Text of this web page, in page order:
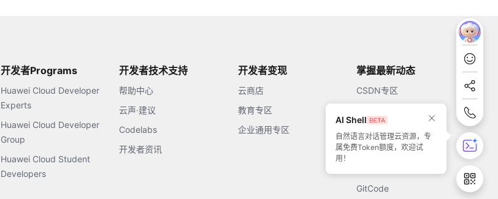
开发者Programs
Huawei Cloud Developer
Experts
Huawei Cloud Developer
Group
Huawei Cloud Student
Developers
开发者技术支持
帮助中心
云声·建议
Codelabs
开发者资讯
开发者变现
云商店
教育专区
企业通用专区
掌握最新动态
CSDN专区
51CTO
GitCode
AI Shell
自然语言对话管理云资源，专
属免费Token额度，欢迎试
用！